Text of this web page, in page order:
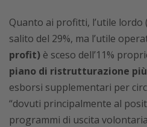
Quanto ai profitti, l’utile lordo (
salito del 29%, ma l’utile
profit) è sceso dell’11%
piano di ristrutturazione
esborsi supplementari per
“dovuti principalmente al
programmi di uscita